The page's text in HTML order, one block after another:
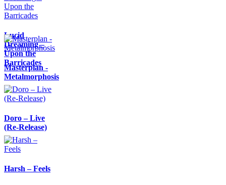
Lucid
Dreaming –
Upon the
Barricades
Masterplan -
Metalmorphosis
Doro – Live
(Re-Release)
Harsh – Feels